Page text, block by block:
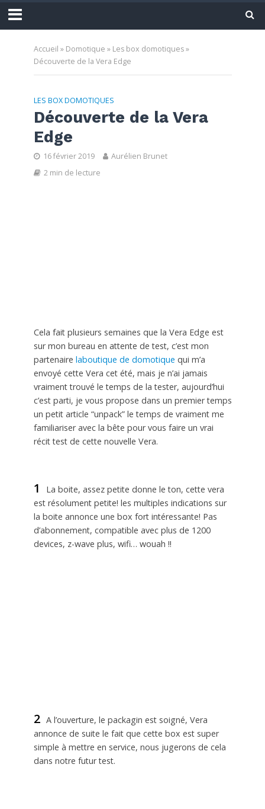
Accueil » Domotique » Les box domotiques»
Découverte de la Vera Edge
LES BOX DOMOTIQUES
Découverte de la Vera
Edge
16 février 2019
Aurélien Brunet
2 min de lecture
Cela fait plusieurs semaines que la Vera Edge est
sur mon bureau en attente de test, c’est mon
partenaire laboutique de domotique qui m’a
envoyé cette Vera cet été, mais je n’ai jamais
vraiment trouvé le temps de la tester, aujourd’hui
c’est parti, je vous propose dans un premier temps
un petit article “unpack” le temps de vraiment me
familiariser avec la bête pour vous faire un vrai
récit test de cette nouvelle Vera.
1
La boite, assez petite donne le ton, cette vera
est résolument petite! les multiples indications sur
la boite annonce une box fort intéressante! Pas
d’abonnement, compatible avec plus de 1200
devices, z-wave plus, wifi… wouah !!
2 A l’ouverture, le packagin est soigné, Vera
annonce de suite le fait que cette box est super
simple à mettre en service, nous jugerons de cela
dans notre futur test.